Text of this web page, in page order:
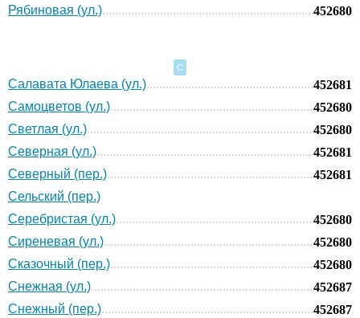
Рябиновая (ул.)
452680
С
Салавата Юлаева (ул.)
452681
Самоцветов (ул.)
452680
Светлая (ул.)
452680
Северная (ул.)
452681
Северный (пер.)
452681
Сельский (пер.)
Серебристая (ул.)
452680
Сиреневая (ул.)
452680
Сказочный (пер.)
452680
Снежная (ул.)
452687
Снежный (пер.)
452687